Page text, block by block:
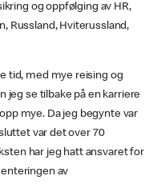
og oppfølging av HR,
Russland, Hviterussland,
tid, med mye reising og
jeg se tilbake på en karriere
mye. Da jeg begynte var
var det over 70
har jeg hatt ansvaret for
av